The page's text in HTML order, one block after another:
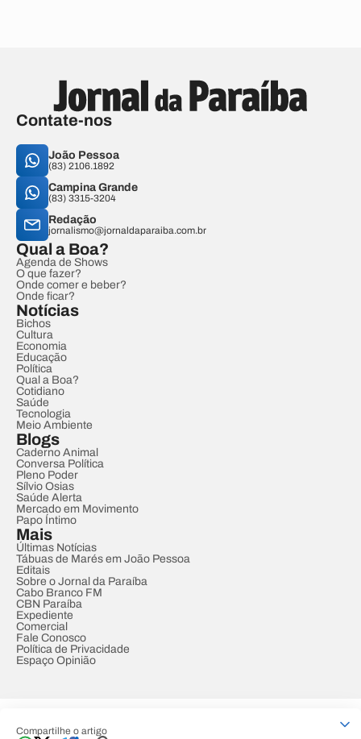
Compartilhe o artigo
Contate-nos
João Pessoa
(83) 2106.1892
Campina Grande
(83) 3315-3204
Redação
jornalismo@jornaldaparaiba.com.br
Qual a Boa?
Agenda de Shows
O que fazer?
Onde comer e beber?
Onde ficar?
Notícias
Bichos
Cultura
Economia
Educação
Política
Qual a Boa?
Cotidiano
Saúde
Tecnologia
Meio Ambiente
Blogs
Caderno Animal
Conversa Política
Pleno Poder
Sílvio Osias
Saúde Alerta
Mercado em Movimento
Papo Íntimo
Mais
Últimas Notícias
Tábuas de Marés em João Pessoa
Editais
Sobre o Jornal da Paraíba
Cabo Branco FM
CBN Paraíba
Expediente
Comercial
Fale Conosco
Política de Privacidade
Espaço Opinião